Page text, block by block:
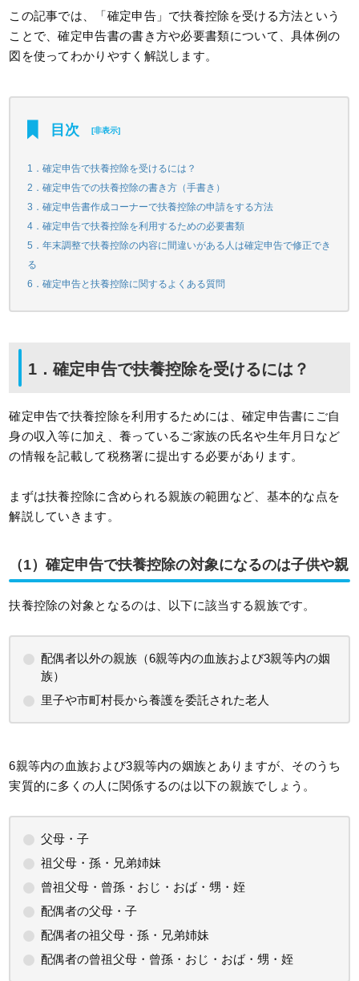
この記事では、「確定申告」で扶養控除を受ける方法という
ことで、確定申告書の書き方や必要書類について、具体例の
図を使ってわかりやすく解説します。
目次 [非表示]
1．確定申告で扶養控除を受けるには？
2．確定申告での扶養控除の書き方（手書き）
3．確定申告書作成コーナーで扶養控除の申請をする方法
4．確定申告で扶養控除を利用するための必要書類
5．年末調整で扶養控除の内容に間違いがある人は確定申告で修正でき
る
6．確定申告と扶養控除に関するよくある質問
1．確定申告で扶養控除を受けるには？
確定申告で扶養控除を利用するためには、確定申告書にご自
身の収入等に加え、養っているご家族の氏名や生年月日など
の情報を記載して税務署に提出する必要があります。
まずは扶養控除に含められる親族の範囲など、基本的な点を
解説していきます。
（1）確定申告で扶養控除の対象になるのは子供や親
扶養控除の対象となるのは、以下に該当する親族です。
配偶者以外の親族（6親等内の血族および3親等内の姻
族）
里子や市町村長から養護を委託された老人
6親等内の血族および3親等内の姻族とありますが、そのうち
実質的に多くの人に関係するのは以下の親族でしょう。
父母・子
祖父母・孫・兄弟姉妹
曾祖父母・曾孫・おじ・おば・甥・姪
配偶者の父母・子
配偶者の祖父母・孫・兄弟姉妹
配偶者の曾祖父母・曾孫・おじ・おば・甥・姪